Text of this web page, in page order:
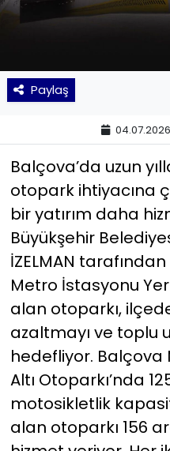
Paylaş
Balçova’da uzun
otopark ihtiyacına
bir yatırım daha
Büyükşehir
İZELMAN
Metro İstasyonu Yer
alan otoparkı,
azaltmayı ve toplu
hedefliyor. Balçova
Altı Otoparkı’nda
motosikletlik
alan otoparkı 156
SPOR
Yaşam
YEREL POLİTİKA
YEREL
Yurt